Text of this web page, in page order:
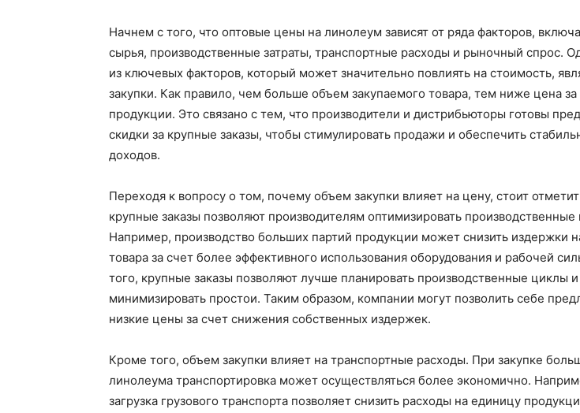
Начнем с того, что оптовые цены на линолеум зависят от ряда факторов,
сырья, производственные затраты, транспортные расходы и рыночный спрос.
из ключевых факторов, который может значительно повлиять на стоимость,
закупки. Как правило, чем больше объем закупаемого товара, тем ниже цена
продукции. Это связано с тем, что производители и дистрибьюторы готовы
скидки за крупные заказы, чтобы стимулировать продажи и обеспечить
доходов.
Переходя к вопросу о том, почему объем закупки влияет на цену, стоит
крупные заказы позволяют производителям оптимизировать
Например, производство больших партий продукции может снизить издержки
товара за счет более эффективного использования оборудования и рабочей
того, крупные заказы позволяют лучше планировать производственные циклы и
минимизировать простои. Таким образом, компании могут позволить себе
низкие цены за счет снижения собственных издержек.
Кроме того, объем закупки влияет на транспортные расходы. При закупке
линолеума транспортировка может осуществляться более экономично.
загрузка грузового транспорта позволяет снизить расходы на единицу